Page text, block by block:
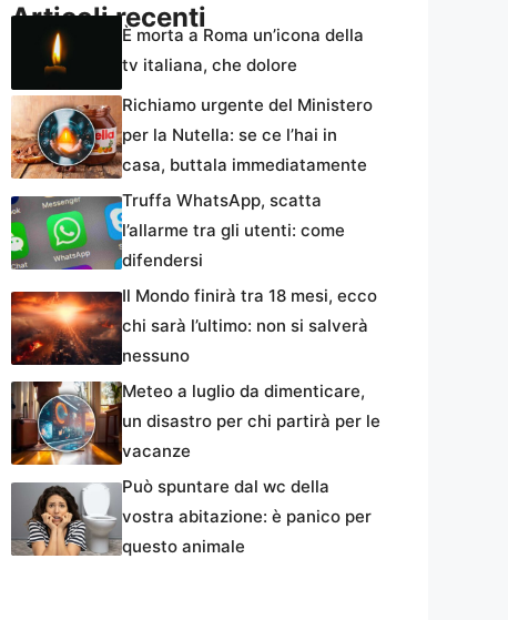
Articoli recenti
È morta a Roma un’icona della
tv italiana, che dolore
Richiamo urgente del Ministero
per la Nutella: se ce l’hai in
casa, buttala immediatamente
Truffa WhatsApp, scatta
l’allarme tra gli utenti: come
difendersi
Il Mondo finirà tra 18 mesi, ecco
chi sarà l’ultimo: non si salverà
nessuno
Meteo a luglio da dimenticare,
un disastro per chi partirà per le
vacanze
Può spuntare dal wc della
vostra abitazione: è panico per
questo animale